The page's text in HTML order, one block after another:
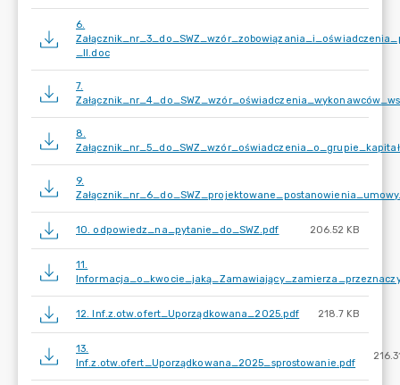
6.
_II.doc
7.
8.
9.
10. odpowiedz_na_pytanie_do_SWZ.pdf 206.52 KB
11.
12. Inf.z.otw.ofert_Uporządkowana_2025.pdf 218.7 KB
13.
Inf.z.otw.ofert_Uporządkowana_2025_sprostowanie.pdf